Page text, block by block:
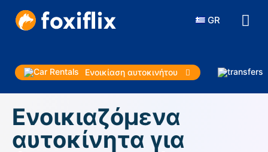
GR
Ενοικίαση αυτοκινήτου
Ενοικιαζόμενα
αυτοκίνητα για